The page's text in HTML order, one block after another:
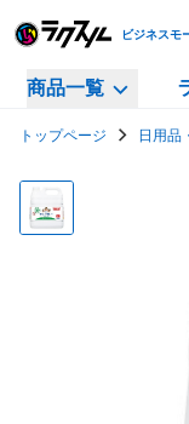
ビジネスモ
商品一覧
トップページ 日用品